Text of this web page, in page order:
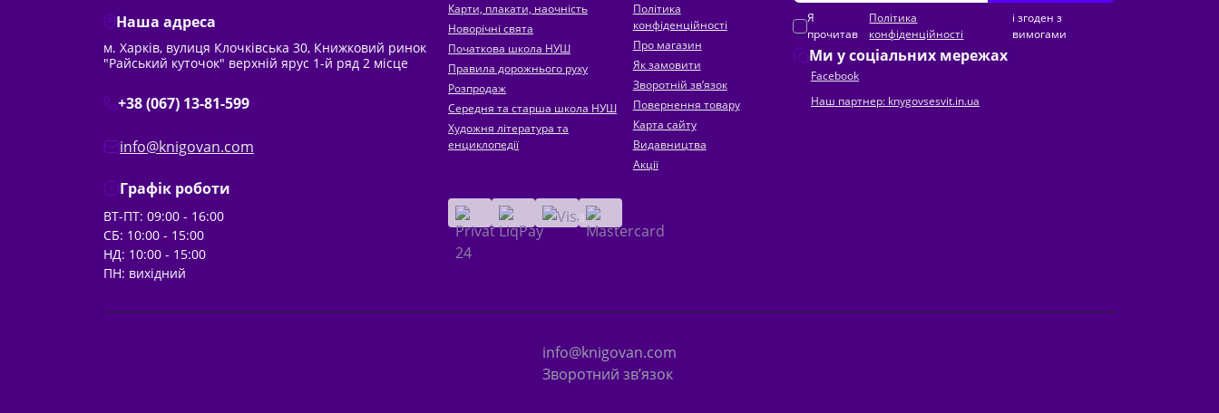
Наша адреса
м. Харків, вулиця Клочківська 30, Книжковий ринок
"Райський куточок" верхній ярус 1-й ряд 2 місце
+38 (067) 13-81-599
info@knigovan.com
Графік роботи
ВТ-ПТ: 09:00 - 16:00
СБ: 10:00 - 15:00
НД: 10:00 - 15:00
ПН: вихідний
Карти, плакати, наочність
Новорічні свята
Початкова школа НУШ
Правила дорожнього руху
Розпродаж
Середня та старша школа НУШ
Художня література та
енциклопедії
Політика
конфіденційності
Про магазин
Як замовити
Зворотній зв’язок
Повернення товару
Карта сайту
Видавництва
Акції
Ми у соціальних мережах
Facebook
Наш партнер: knygovsesvit.in.ua
Я
прочитав
Політика
конфіденційності
і згоден з
вимогами
info@knigovan.com
Зворотний зв’язок